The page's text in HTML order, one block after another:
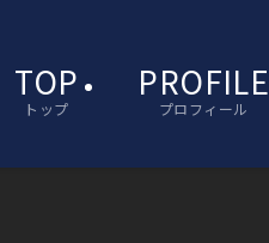
TOP
トップ
PROFILE
プロフィール